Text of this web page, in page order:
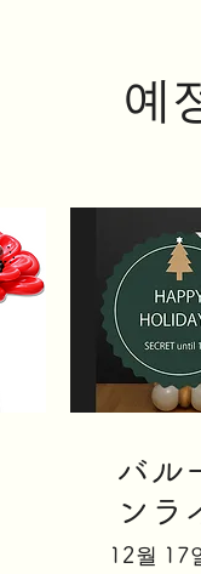
예
バル
ンラ
ー
12월 17